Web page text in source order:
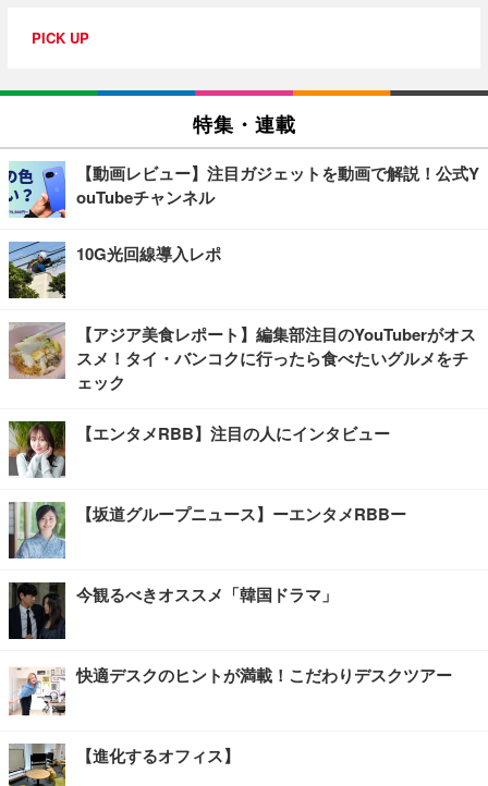
PICK UP
特集・連載
【動画レビュー】注目ガジェットを動画で解説！公式Y
ouTubeチャンネル
10G光回線導入レポ
【アジア美食レポート】編集部注目のYouTuberがオス
スメ！タイ・バンコクに行ったら食べたいグルメをチ
ェック
【エンタメRBB】注目の人にインタビュー
【坂道グループニュース】ーエンタメRBBー
今観るべきオススメ「韓国ドラマ」
快適デスクのヒントが満載！こだわりデスクツアー
【進化するオフィス】